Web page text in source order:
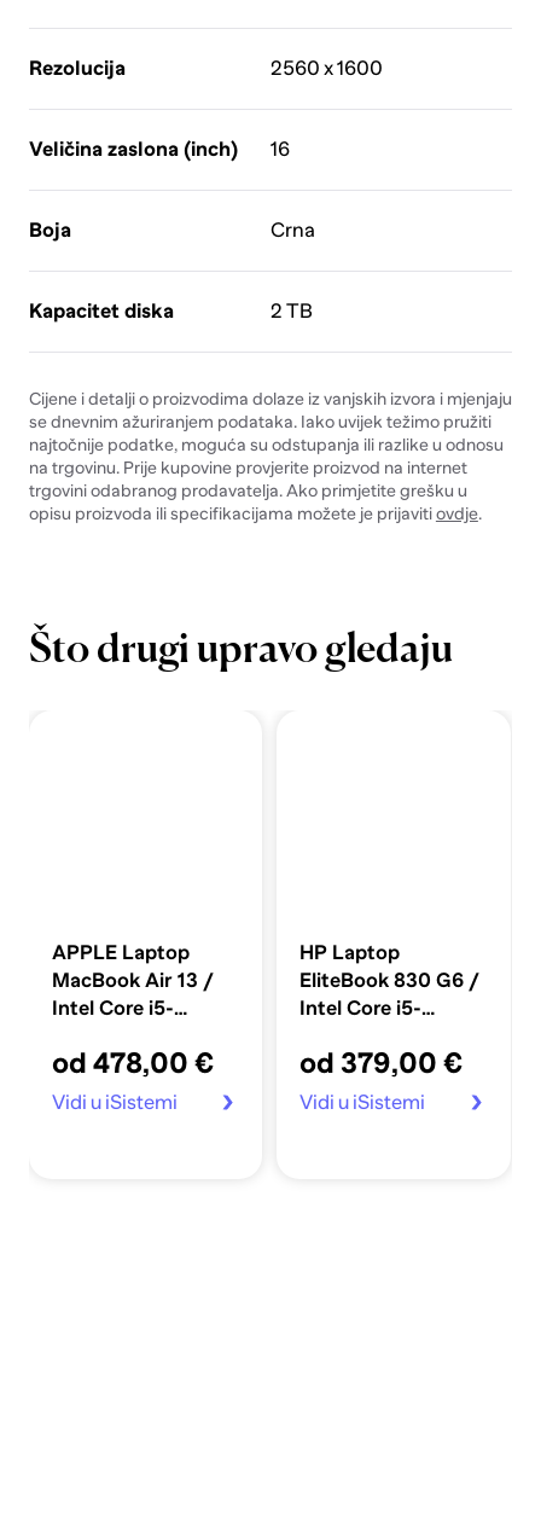
Rezolucija 2560 x 1600
Veličina zaslona (inch) 16
Boja Crna
Kapacitet diska 2 TB
Cijene i detalji o proizvodima dolaze iz vanjskih izvora i mjenjaju
se dnevnim ažuriranjem podataka. Iako uvijek težimo pružiti
najtočnije podatke, moguća su odstupanja ili razlike u odnosu
na trgovinu. Prije kupovine provjerite proizvod na internet
trgovini odabranog prodavatelja. Ako primjetite grešku u
opisu proizvoda ili specifikacijama možete je prijavitiovdje.
Što drugi upravo gledaju
APPLE Laptop
MacBook Air 13 /
Intel Core i5-
900, 8GB RAM,
128GB SSD, MacOS,
od 478,00 €
Vidi u iSistemi
HP Laptop
EliteBook 830 G6 /
Intel Core i5-
x 1080, 16GB RAM,
512GB SSD,
od 379,00 €
Vidi u iSistemi